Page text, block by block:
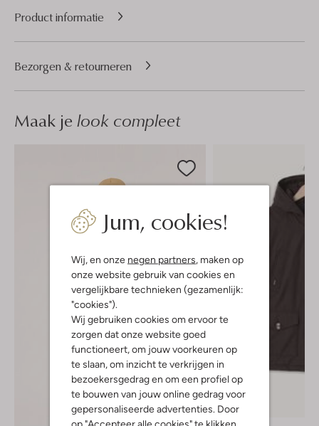
Jum, cookies!
Wij, en onze negen partners, maken op
onze website gebruik van cookies en
vergelijkbare technieken (gezamenlijk:
"cookies").
Wij gebruiken cookies om ervoor te
zorgen dat onze website goed
functioneert, om jouw voorkeuren op
te slaan, om inzicht te verkrijgen in
bezoekersgedrag en om een profiel op
te bouwen van jouw online gedrag voor
gepersonaliseerde advertenties. Door
op "Accepteer alle cookies" te klikken,
Product informatie
Bezorgen & retourneren
Maak je look compleet
Nieuw